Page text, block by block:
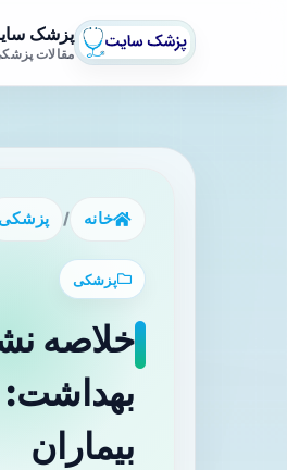
پزشک
مقالات
خانه / پزشکی
پزشکی
بهداشت:
بیماران